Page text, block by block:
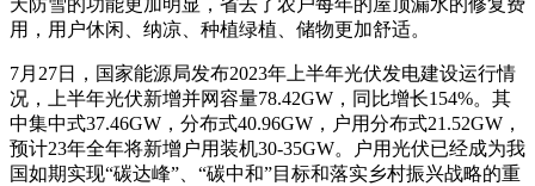
用，用户休闲、纳凉、种植绿植、储物更加舒适。
7月27日，国家能源局发布2023年上半年光伏发电建设运行情
况，上半年光伏新增并网容量78.42GW，同比增长154%。其
中集中式37.46GW，分布式40.96GW，户用分布式21.52GW，
预计23年全年将新增户用装机30-35GW。户用光伏已经成为我
国如期实现“碳达峰”、“碳中和”目标和落实乡村振兴战略的重